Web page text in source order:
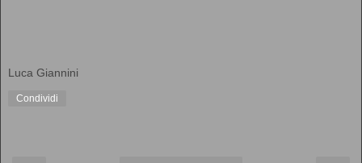
Luca Giannini
Condividi